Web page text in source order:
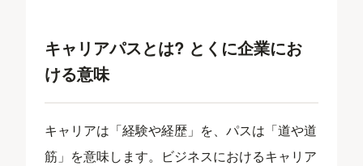
キャリアパスとは? とくに企業にお
ける意味
キャリアは「経験や経歴」を、パスは「道や道
筋」を意味します。ビジネスにおけるキャリア